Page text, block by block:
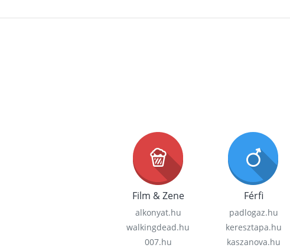
Film & Zene
alkonyat.hu
walkingdead.hu
007.hu
Férfi
padlogaz.hu
keresztapa.hu
kaszanova.hu